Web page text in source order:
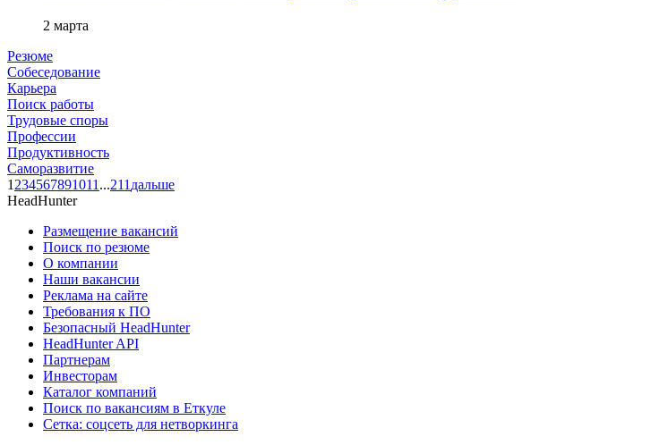
2 марта
Резюме
Собеседование
Карьера
Поиск работы
Трудовые споры
Профессии
Продуктивность
Саморазвитие
1 234567891011 ...211 дальше
HeadHunter
Размещение вакансий
Поиск по резюме
О компании
Наши вакансии
Реклама на сайте
Требования к ПО
Безопасный HeadHunter
HeadHunter API
Партнерам
Инвесторам
Каталог компаний
Поиск по вакансиям в Еткуле
Сетка: соцсеть для нетворкинга